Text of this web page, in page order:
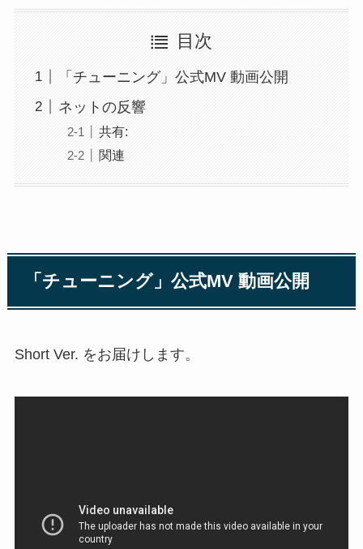
目次
「チューニング」公式MV 動画公開
ネットの反響
共有:
関連
「チューニング」公式MV 動画公開
Short Ver. をお届けします。